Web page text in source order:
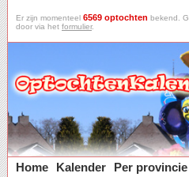
Er zijn momenteel 6569 optochten bekend.
door via het formulier.
Home
Kalender Per provincie